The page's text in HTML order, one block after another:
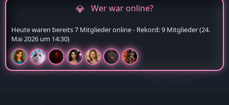
Wer war online?
Heute waren bereits 7 Mitglieder online - Rekord: 9 Mitglieder (24.
Mai 2026 um 14:30)